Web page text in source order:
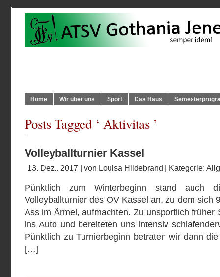
Home Wir über uns Sport Das Haus
Posts Tagged ‘ Aktivitas ’
Volleyballturnier Kassel
13. Dez.. 2017 | von Louisa Hildebrand | Kategorie:
Pünktlich zum Winterbeginn stand auch
Volleyballturnier des OV Kassel an, zu dem sich
Ass im Ärmel, aufmachten. Zu unsportlich früher
ins Auto und bereiteten uns intensiv
Pünktlich zu Turnierbeginn betraten wir dann
[…]